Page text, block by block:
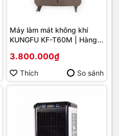
Máy làm mát không khí
KUNGFU KF-T60M | Hàng
3.800.000₫
Thích So sánh